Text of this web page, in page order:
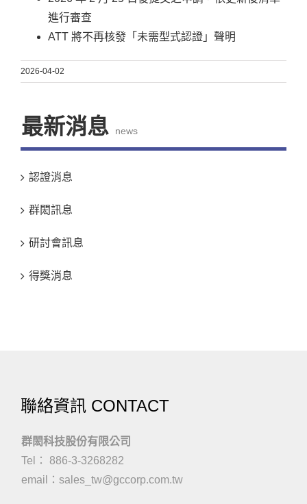
進行審查
ATT 將不再核發「未需型式認證」聲明
2026-04-02
最新消息 news
認證消息
群閎訊息
研討會訊息
得獎消息
聯絡資訊 CONTACT
群閎科技股份有限公司
Tel： 886-3-3268282
email： sales_tw@gccorp.com.tw